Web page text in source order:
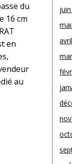
du
16 cm
en
au